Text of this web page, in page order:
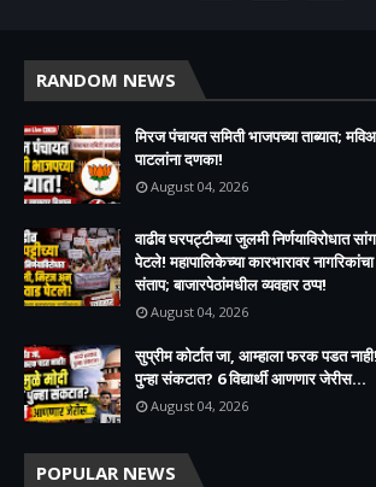
RANDOM NEWS
मिरज पंचायत समिती भाजपच्या ताब्यात;
पाटलांना दणका!
August 04, 2026
वाढीव घरपट्टीच्या जुलमी निर्णयाविरोधात
पेटले! महापालिकेच्या कारभारावर नागरिकांचा
संताप; बाजारपेठांमधील व्यवहार ठप्प!​
August 04, 2026
सुप्रीम कोर्टात जा, आम्हाला फरक पडत
पुन्हा संकटात? 6 विद्यार्थी आणणार जेरीस...
August 04, 2026
POPULAR NEWS